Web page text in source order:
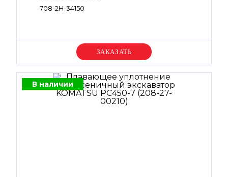
708-2H-34150
Уточняйте цену
В наличии